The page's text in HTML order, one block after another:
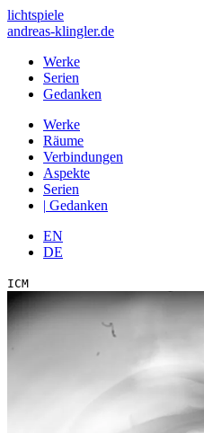
lichtspiele
andreas-klingler.de
Werke
Serien
Gedanken
Werke
Räume
Verbindungen
Aspekte
Serien
| Gedanken
EN
DE
ICM